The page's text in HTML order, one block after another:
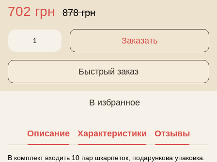
702 грн 878 грн
Заказать
Быстрый заказ
В избранное
Описание Характеристики Отзывы
В комплект входить 10 пар шкарпеток, подарункова упаковка.